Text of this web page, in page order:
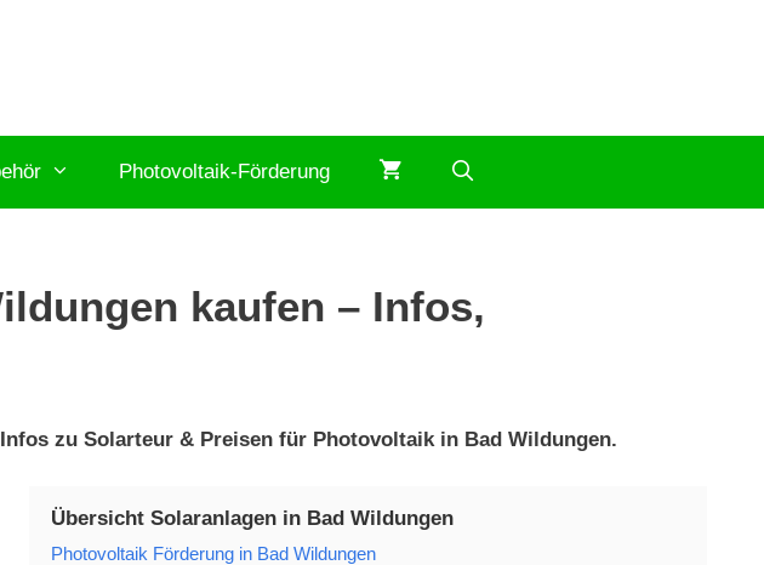
Photovoltaik-Förderung
kaufen – Infos,
zu Solarteur & Preisen für Photovoltaik in Bad Wildungen.
Übersicht Solaranlagen in Bad Wildungen
Photovoltaik Förderung in Bad Wildungen